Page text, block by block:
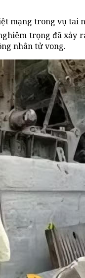
mạng trong vụ tai
trọng đã xảy
nhân tử vong.